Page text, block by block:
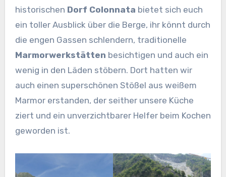
historischen Dorf Colonnata bietet sich euch
ein toller Ausblick über die Berge, ihr könnt durch
die engen Gassen schlendern, traditionelle
Marmorwerkstätten besichtigen und auch ein
wenig in den Läden stöbern. Dort hatten wir
auch einen superschönen Stößel aus weißem
Marmor erstanden, der seither unsere Küche
ziert und ein unverzichtbarer Helfer beim Kochen
geworden ist.